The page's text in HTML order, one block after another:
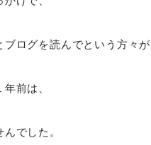
ブログを読んでという方々
前は、
でした。